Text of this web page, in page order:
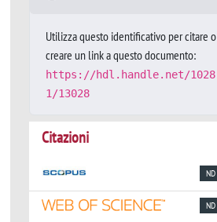
Utilizza questo identificativo per citare o
creare un link a questo documento:
https://hdl.handle.net/1028
1/13028
Citazioni
ND
ND